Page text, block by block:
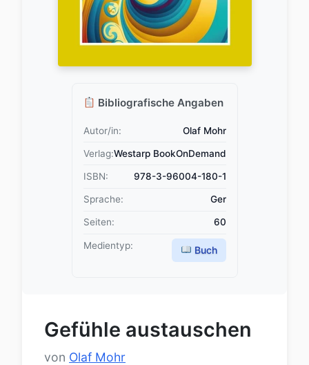
Bibliografische Angaben
Autor/in: Olaf Mohr
Verlag:Westarp BookOnDemand
ISBN: 978-3-96004-180-1
Sprache: Ger
Seiten: 60
Medientyp: Buch
Gefühle austauschen
von Olaf Mohr